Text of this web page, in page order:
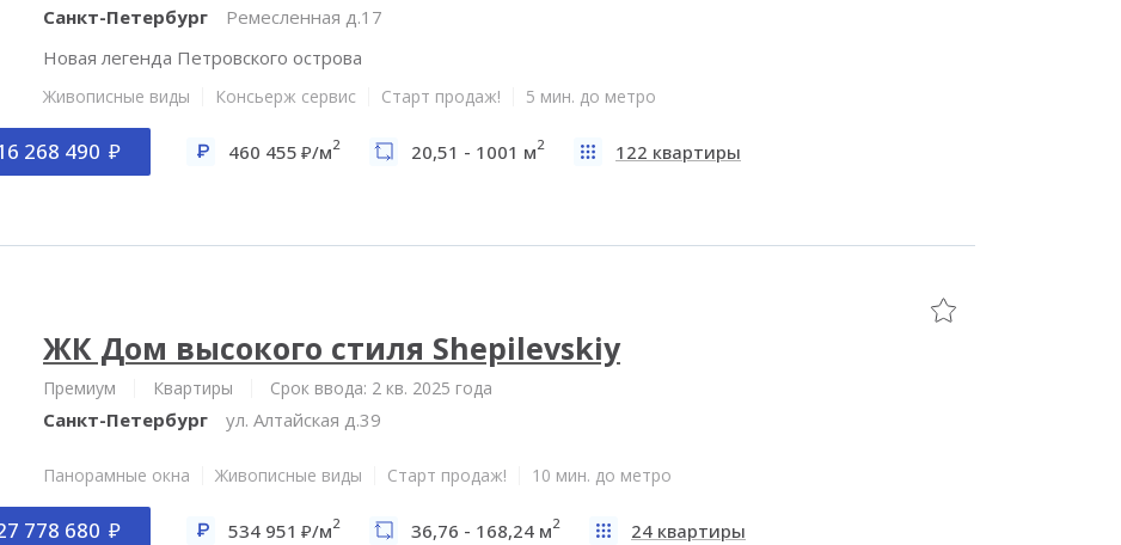
Санкт-Петербург
Ремесленная д.17
Новая легенда Петровского острова
Живописные виды Консьерж сервис Старт продаж! 5 мин. до метро
268 490 460 455 /м2 20,51 - 1001 м2 122 квартиры
ЖК Дом высокого стиля Shepilevskiy
Премиум Квартиры Срок ввода: 2 кв. 2025 года
Санкт-Петербург ул. Алтайская д.39
Панорамные окна Живописные виды Старт продаж! 10 мин. до метро
778 680 534 951 /м2 36,76 - 168,24 м2 24 квартиры